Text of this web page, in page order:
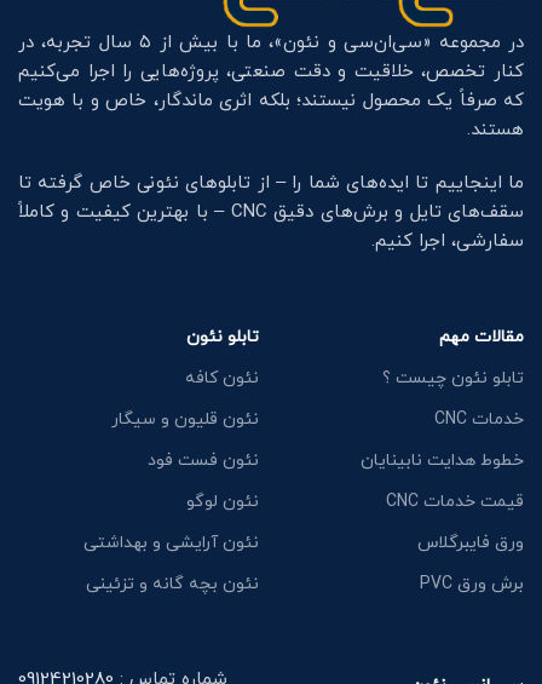
در مجموعه «سی‌ان‌سی و نئون»، ما با بیش از ۵ سال تجربه، در
کنار تخصص، خلاقیت و دقت صنعتی، پروژه‌هایی را اجرا می‌کنیم
که صرفاً یک محصول نیستند؛ بلکه اثری ماندگار، خاص و با هویت
هستند.
ما اینجاییم تا ایده‌های شما را – از تابلوهای نئونی خاص گرفته تا
سقف‌های تایل و برش‌های دقیق CNC – با بهترین کیفیت و کاملاً
سفارشی، اجرا کنیم.
مقالات مهم
تابلو نئون چیست ؟
خدمات CNC
خطوط هدایت نابینایان
قیمت خدمات CNC
ورق فایبرگلاس
برش ورق PVC
تابلو نئون
نئون کافه
نئون قلیون و سیگار
نئون فست فود
نئون لوگو
نئون آرایشی و بهداشتی
نئون بچه گانه و تزئینی